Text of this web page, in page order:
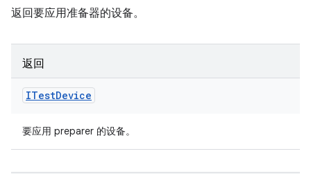
返回要应用准备器的设备。
返回
ITestDevice
要应用 preparer 的设备。